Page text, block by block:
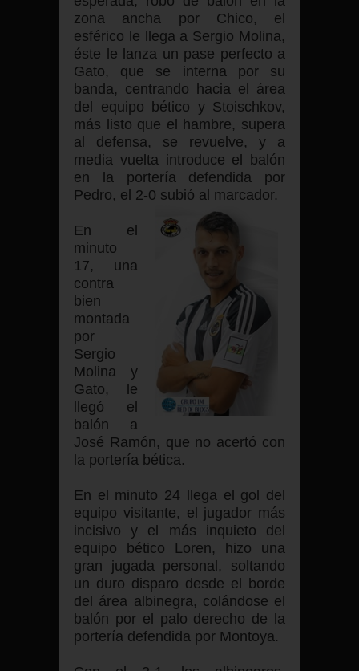
zona ancha por Chico, el
esférico le llega a Sergio Molina,
éste le lanza un pase perfecto a
Gato, que se interna por su
banda, centrando hacia el área
del equipo bético y Stoischkov,
más listo que el hambre, supera
al defensa, se revuelve, y a
media vuelta introduce el balón
en la portería defendida por
Pedro, el 2-0 subió al marcador.
En el
minuto
17, una
contra
bien
montada
por
Sergio
Molina y
Gato, le
llegó el
balón a
José Ramón, que no acertó con
la portería bética.
En el minuto 24 llega el gol del
equipo visitante, el jugador más
incisivo y el más inquieto del
equipo bético Loren, hizo una
gran jugada personal, soltando
un duro disparo desde el borde
del área albinegra, colándose el
balón por el palo derecho de la
portería defendida por Montoya.